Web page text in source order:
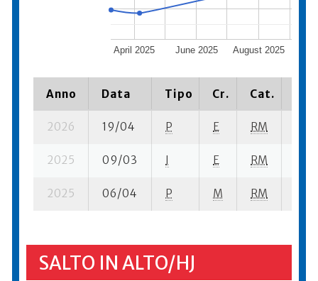
April 2025 June 2025 August 2025
Anno Data Tipo Cr. Cat.
2026 19/04 P E RM
2025 09/03 I E RM
2025 06/04 P M RM
SALTO IN ALTO/HJ